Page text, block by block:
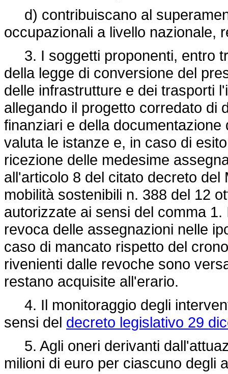
d) contribuiscano al
occupazionali a livello nazionale,
3. I soggetti proponenti, entro
della legge di conversione del
delle infrastrutture e dei trasporti
allegando il progetto corredato di
finanziari e della
valuta le istanze e, in caso di
ricezione delle medesime
all'articolo 8 del citato decreto
mobilità sostenibili n. 388 del 12
autorizzate ai sensi del comma
revoca delle assegnazioni nelle
caso di mancato rispetto del
rivenienti dalle revoche sono
restano acquisite all'erario.
4. Il monitoraggio degli
sensi del decreto legislativo 29
5. Agli oneri derivanti
milioni di euro per ciascuno degli